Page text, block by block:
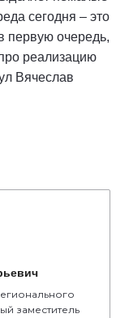
сегодня – это
первую очередь,
реализацию
Вячеслав
заместитель